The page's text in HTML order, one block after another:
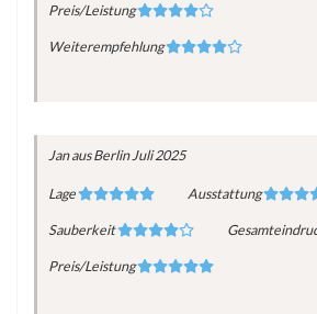
Preis/Leistung
Weiterempfehlung
Janaus BerlinJuli 2025
Lage Ausstattung
Sauberkeit
Preis/Leistung